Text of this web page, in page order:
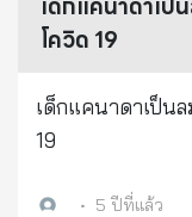
โควิด 19
เด็กแคนาดาเป็น
19
• 5 ปีที่แล้ว